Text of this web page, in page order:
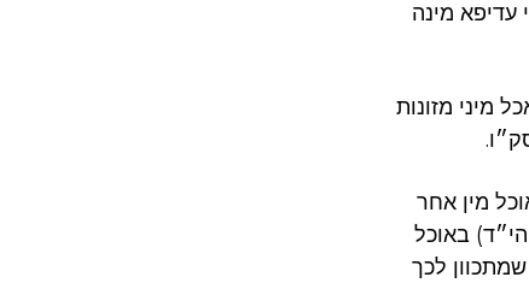
עדיפא מינה
מיני מזונות
מין אחר
באוכל
לכך